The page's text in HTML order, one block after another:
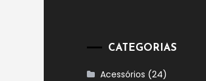
CATEGORIAS
Acessórios (24)